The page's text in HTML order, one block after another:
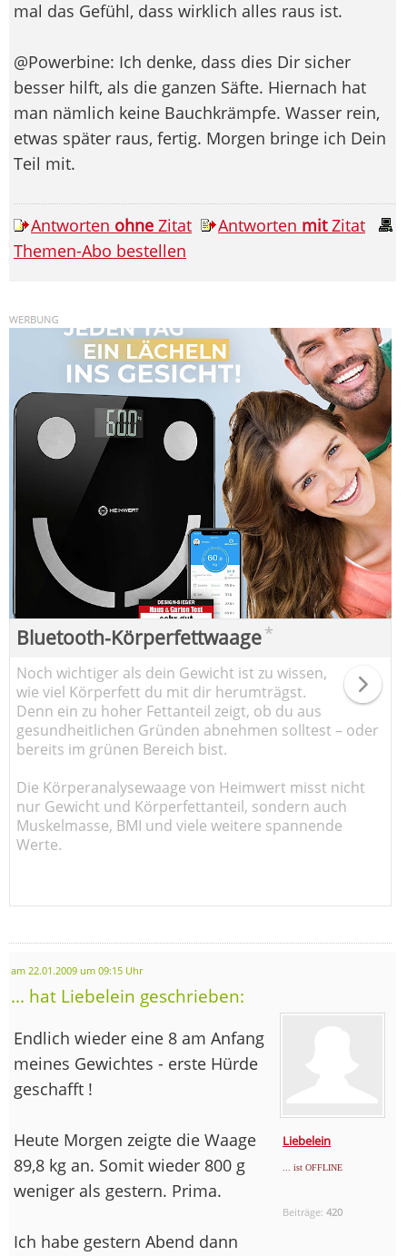
mal das Gefühl, dass wirklich alles raus ist.
@Powerbine: Ich denke, dass dies Dir sicher
besser hilft, als die ganzen Säfte. Hiernach hat
man nämlich keine Bauchkrämpfe. Wasser rein,
etwas später raus, fertig. Morgen bringe ich Dein
Teil mit.
Antworten ohne Zitat Antworten mitZitat
Themen-Abo bestellen
Bluetooth-Körperfettwaage*
Noch wichtiger als dein Gewicht ist zu wissen,
wie viel Körperfett du mit dir herumträgst.
Denn ein zu hoher Fettanteil zeigt, ob du aus
gesundheitlichen Gründen abnehmen solltest – oder
bereits im grünen Bereich bist.
Die Körperanalysewaage von Heimwert misst nicht
nur Gewicht und Körperfettanteil, sondern auch
Muskelmasse, BMI und viele weitere spannende
Werte.
am 22.01.2009 um 09:15 Uhr
... hat Liebelein geschrieben:
Liebelein
... ist OFFLINE
Beiträge:420
Endlich wieder eine 8 am Anfang
meines Gewichtes - erste Hürde
geschafft !
Heute Morgen zeigte die Waage
89,8 kg an. Somit wieder 800 g
weniger als gestern. Prima.
Ich habe gestern Abend dann